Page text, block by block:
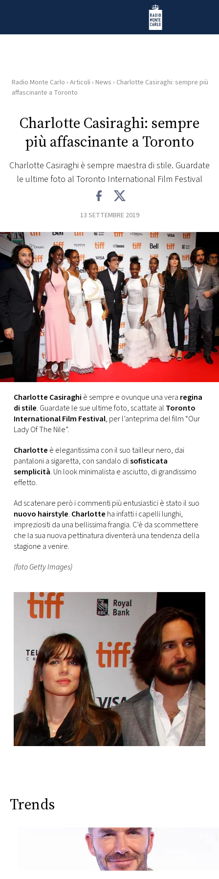
Radio Monte Carlo
HOME
RADIO
WEB
RADIO
PLAYLIST
FOTO
CONCORSI
EVENTI
VIDEO
PRINCIPATO
DI
MONACO
RMC
Radio Monte Carlo › Articoli › News › Charlotte Casiraghi: sempre più
affascinante a Toronto
Charlotte Casiraghi: sempre
più affascinante a Toronto
Charlotte Casiraghi è sempre maestra di stile. Guardate
le ultime foto al Toronto International Film Festival
13 SETTEMBRE 2019
Charlotte Casiraghi è sempre e ovunque una vera regina
di stile. Guardate le sue ultime foto, scattate al Toronto
International Film Festival, per l’anteprima del film “Our
Lady Of The Nile”.
Charlotte è elegantissima con il suo tailleur nero, dai
pantaloni a sigaretta, con sandalo disofisticata
semplicità. Un look minimalista e asciutto, di grandissimo
effetto.
Ad scatenare però i commenti più entusiastici è stato il suo
nuovo hairstyle. Charlotte ha infatti i capelli lunghi,
impreziositi da una bellissima frangia. C’è da scommettere
che la sua nuova pettinatura diventerà una tendenza della
stagione a venire.
(foto Getty Images)
Trends